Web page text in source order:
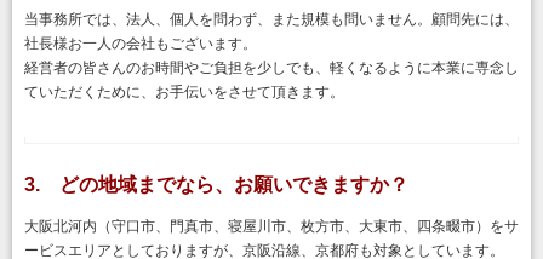
当事務所では、法人、個人を問わず、また規模も問いません。顧問先には、
社長様お一人の会社もございます。
経営者の皆さんのお時間やご負担を少しでも、軽くなるように本業に専念し
ていただくために、お手伝いをさせて頂きます。
3. どの地域までなら、お願いできますか？
大阪北河内（守口市、門真市、寝屋川市、枚方市、大東市、四条畷市）をサ
ービスエリアとしておりますが、京阪沿線、京都府も対象としています。